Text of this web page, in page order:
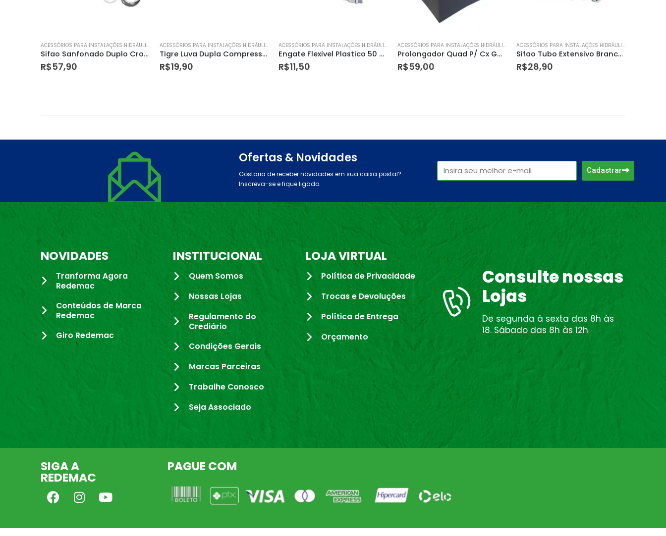
ACESSÓRIOS PARA INSTALAÇÕES HIDRÁULICAS
Tigre Luva Dupla Compressao 20mm
R$19,90
ACESSÓRIOS PARA INSTALAÇÕES HIDRÁULICAS
Engate Flexivel Plastico 50 Cm X 1/2
R$11,50
ACESSÓRIOS PARA INSTALAÇÕES HIDRÁULICAS
Prolongador Quad P/ Cx Gordura 42lt Taf
R$59,00
ACESSÓRIOS PARA INSTALAÇÕES HIDRÁULICAS
Sifao Tubo Extensivo Branco P/valvula Descarga Dn36-dn38
R$28,90
ACESSÓRIOS PARA INSTALAÇÕES HIDRÁULICAS
Base para Misturador de Ducha com Entrada Horizontal 3/4” Cobreada
R$189,00
Ofertas & Novidades
Gostaria de receber novidades em sua caixa postal?
Inscreva-se e fique ligado.
Cadastrar
NOVIDADES
Tranforma Agora
Redemac
Conteúdos de Marca
Redemac
Giro Redemac
INSTITUCIONAL
Quem Somos
Nossas Lojas
Regulamento do
Crediário
Condições Gerais
Marcas Parceiras
Trabalhe Conosco
Seja Associado
LOJA VIRTUAL
Política de Privacidade
Trocas e Devoluções
Política de Entrega
Orçamento
Consulte nossas
Lojas
De segunda à sexta das 8h às
18. Sábado das 8h às 12h
SIGA A
REDEMAC
PAGUE COM